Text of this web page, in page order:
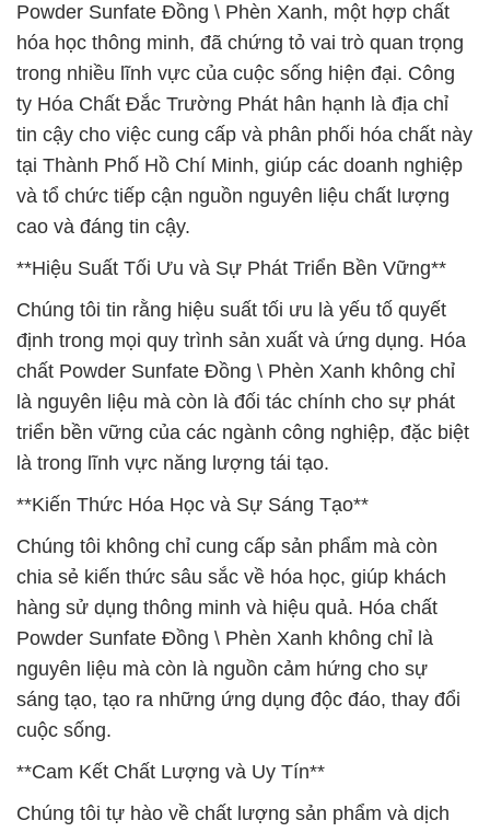
Powder Sunfate Đồng \ Phèn Xanh, một hợp chất
hóa học thông minh, đã chứng tỏ vai trò quan trọng
trong nhiều lĩnh vực của cuộc sống hiện đại. Công
ty Hóa Chất Đắc Trường Phát hân hạnh là địa chỉ
tin cậy cho việc cung cấp và phân phối hóa chất này
tại Thành Phố Hồ Chí Minh, giúp các doanh nghiệp
và tổ chức tiếp cận nguồn nguyên liệu chất lượng
cao và đáng tin cậy.
**Hiệu Suất Tối Ưu và Sự Phát Triển Bền Vững**
Chúng tôi tin rằng hiệu suất tối ưu là yếu tố quyết
định trong mọi quy trình sản xuất và ứng dụng. Hóa
chất Powder Sunfate Đồng \ Phèn Xanh không chỉ
là nguyên liệu mà còn là đối tác chính cho sự phát
triển bền vững của các ngành công nghiệp, đặc biệt
là trong lĩnh vực năng lượng tái tạo.
**Kiến Thức Hóa Học và Sự Sáng Tạo**
Chúng tôi không chỉ cung cấp sản phẩm mà còn
chia sẻ kiến thức sâu sắc về hóa học, giúp khách
hàng sử dụng thông minh và hiệu quả. Hóa chất
Powder Sunfate Đồng \ Phèn Xanh không chỉ là
nguyên liệu mà còn là nguồn cảm hứng cho sự
sáng tạo, tạo ra những ứng dụng độc đáo, thay đổi
cuộc sống.
**Cam Kết Chất Lượng và Uy Tín**
Chúng tôi tự hào về chất lượng sản phẩm và dịch